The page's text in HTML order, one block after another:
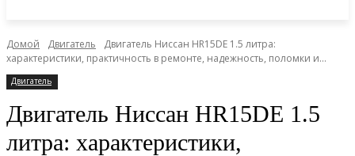
Домой Двигатель
Двигатель Ниссан HR15DE 1.5 литра:
характеристики, практичность в ремонте, надежность, поломки и...
Двигатель
Двигатель Ниссан HR15DE 1.5
литра: характеристики,